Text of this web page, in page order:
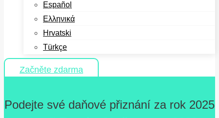
Español
Ελληνικά
Hrvatski
Türkçe
Začněte zdarma
Podejte své daňové přiznání za rok 2025